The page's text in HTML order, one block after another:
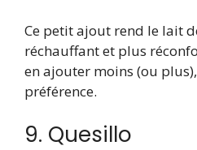
Ce petit ajout rend le lait
réchauffant et plus
en ajouter moins (ou
préférence.
9. Quesillo